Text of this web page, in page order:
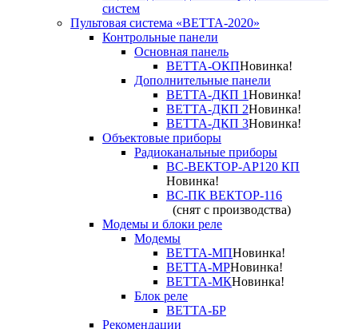
систем
Пультовая система «ВЕТТА-2020»
Контрольные панели
Основная панель
ВЕТТА-ОКПНовинка!
Дополнительные панели
ВЕТТА-ДКП 1Новинка!
ВЕТТА-ДКП 2Новинка!
ВЕТТА-ДКП 3Новинка!
Объектовые приборы
Радиоканальные приборы
ВС-ВЕКТОР-АР120 КП
Новинка!
ВС-ПК ВЕКТОР-116
(снят с производства)
Модемы и блоки реле
Модемы
ВЕТТА-МПНовинка!
ВЕТТА-МРНовинка!
ВЕТТА-МКНовинка!
Блок реле
ВЕТТА-БР
Рекомендации